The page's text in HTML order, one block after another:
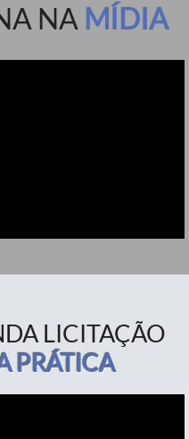
NA MÍDIA
LICITAÇÃO
PRÁTICA